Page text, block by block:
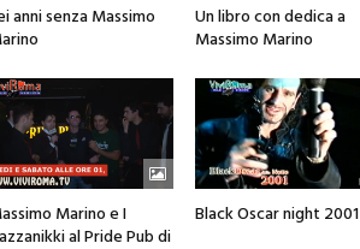
anni senza Massimo
Un libro con dedica a
Massimo Marino
Marino e I
al Pride Pub di
Black Oscar night 2001